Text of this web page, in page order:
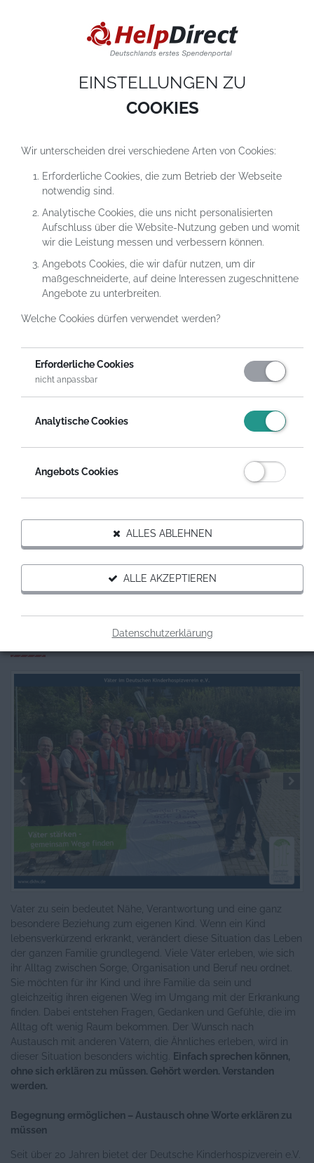
Cookies sind kleine Textdateien, die auf einem Computer heruntergeladen
sobald du unsere Website nutzt. Cookies setzen wir hauptsächlich dazu ein,
du unser Angebot richtig nutzen kannst. Mehr erfährst du in
SPENDEN FÜR DAS PROJEKT
VÄTER IM BLICK – RAUM FÜR
AUSTAUSCH UND NEUE KRAFT
SPENDEN MIT SPENDENGUTSCHEIN
Hilfsprojekt weiterempfehlen
Vater zu sein bedeutet Nähe, Verantwortung und eine ganz
besondere Beziehung zum eigenen Kind. Wenn ein Kind
lebensverkürzend erkrankt, verändert diese Situation das Leben
der ganzen Familie grundlegend. Viele Väter erleben, wie sich
ihr Alltag zwischen Sorge, Organisation und Beruf neu ordnet.
Sie möchten für ihr Kind und ihre Familie da sein und
gleichzeitig ihren eigenen Weg im Umgang mit der Erkrankung
finden. Dabei entstehen Fragen, Gedanken und Gefühle, die im
Alltag oft wenig Raum bekommen. Der Wunsch nach
Austausch mit anderen Vätern, die Ähnliches erleben, wird in
dieser Situation besonders wichtig.
Einfach sprechen können,
ohne sich erklären zu müssen. Gehört werden. Verstanden
werden.
Begegnung ermöglichen – Austausch ohne Worte erklären zu
müssen
Seit über 20 Jahren bietet der Deutsche Kinderhospizverein e.V.
EINSTELLUNGEN ZU
COOKIES
Wir unterscheiden drei verschiedene Arten von Cookies:
Erforderliche Cookies, die zum Betrieb der Webseite
notwendig sind.
Analytische Cookies, die uns nicht personalisierten
Aufschluss über die Website-Nutzung geben und womit
wir die Leistung messen und verbessern können.
Angebots Cookies, die wir dafür nutzen, um dir
maßgeschneiderte, auf deine Interessen zugeschnittene
Angebote zu unterbreiten.
Welche Cookies dürfen verwendet werden?
Erforderliche Cookies
nicht anpassbar
Analytische Cookies
Angebots Cookies
ALLES ABLEHNEN
ALLE AKZEPTIEREN
Datenschutzerklärung